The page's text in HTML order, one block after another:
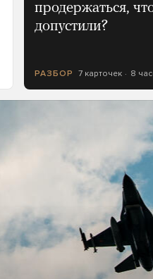
продержаться,
допустили?
РАЗБОР 7 карточек 8